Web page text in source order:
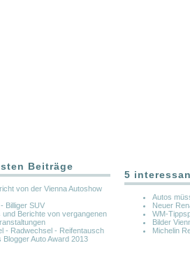
Beiträge
von der Vienna Autoshow
Billiger SUV
und Berichte von vergangenen
- Radwechsel - Reifentausch
Blogger Auto Award 2013
5
Autos
Neuer
WM-
Bilder
Michelin